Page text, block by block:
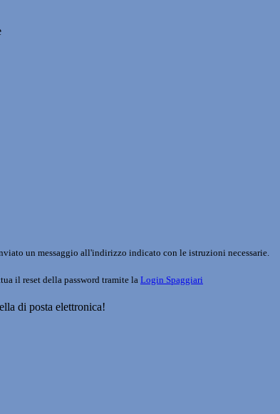
un messaggio all'indirizzo indicato con le istruzioni necessarie.
il reset della password tramite la Login Spaggiari
di posta elettronica!